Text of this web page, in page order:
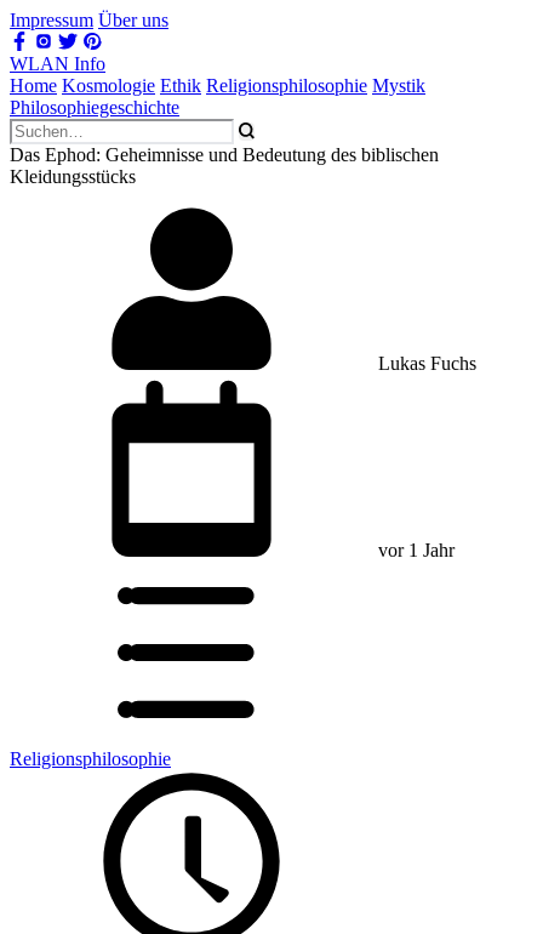
Impressum Über uns
WLAN Info
Home Kosmologie Ethik Religionsphilosophie Mystik
Philosophiegeschichte
Das Ephod: Geheimnisse und Bedeutung des biblischen
Kleidungsstücks
Lukas Fuchs
vor 1 Jahr
Religionsphilosophie